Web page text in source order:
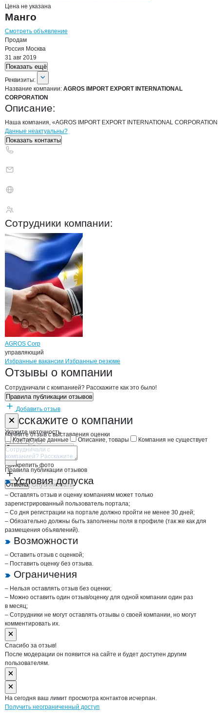
Цена не указана
Манго
Смотреть объявление
Продам
Россия Москва
31 авг 2019
Показать ещё
О компании
Реквизиты
Реквизиты:
Название компании: AGROS IMPORT EXPORT INTERNATIONAL
CORPORATION
Описание:
Наша компания, «AGROS IMPORT EXPORT INTERNATIONAL
Контактыкомпании
+7(800)000-00-..
Данные неактуальны?
Показать контакты
Сотрудники компании:
AGROS Corp
управляющий
Брендыкомпани AGROS IMPORT
Вакансии вAGROS IMPORT EXPORT
Избранные вакансии Избранные резюме
Новости oAGROS IMPORT EXPORT
Отзывы о компании
Сотрудничали с компанией? Расскажите как это было!
Правила публикации отзывов
Добавить отзыв
Расскажите о компании
Начните отзыв с выставления оценки
Прикрепить фото
Отмена Опубликовать
Форма обратной связи о неточностях
Укажите неточность
Контактные данные
Описание, товары Компания не существует
Отмена Опубликовать
Правила публикации отзывов
Условия допуска
– Оставлять отзыв и оценку компаниям может только
зарегистрированный пользователь портала;
– Со дня регистрации на портале должно пройти не менее 30 дней;
– Обязательно должны быть заполнены поля в профиле (так же как для
размещения объявлений).
Возможности
– Оставить отзыв с оценкой;
– Поставить оценку без отзыва.
Ограничения
– Нельзя оставлять отзыв без оценки;
– Можно оставить один отзыв/оценку для одной компании один раз
в месяц;
– Сотрудники не могут оставлять отзывы о своей компании, но могут
комментировать их.
Спасибо за отзыв!
После модерации он появится на сайте и будет доступен другим
пользователям.
На сегодня ваш лимит просмотра контактов исчерпан.
Получить неограниченный доступ